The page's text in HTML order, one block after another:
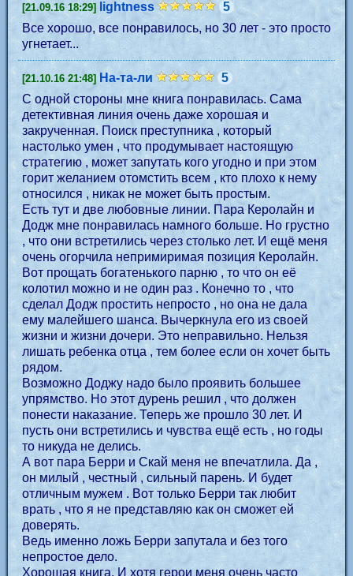
[21.09.16 18:29] lightness
5
Все хорошо, все понравилось, но 30 лет - это просто
угнетает...
[21.10.16 21:48] На-та-ли
5
С одной стороны мне книга понравилась. Сама
детективная линия очень даже хорошая и
закрученная. Поиск преступника , который
настолько умен , что продумывает настоящую
стратегию , может запутать кого угодно и при этом
горит желанием отомстить всем , кто плохо к нему
относился , никак не может быть простым.
Есть тут и две любовные линии. Пара Керолайн и
Додж мне понравилась намного больше. Но грустно
, что они встретились через столько лет. И ещё меня
очень огорчила непримиримая позиция Керолайн.
Вот прощать богатенького парню , то что он её
колотил можно и не один раз . Конечно то , что
сделал Додж простить непросто , но она не дала
ему малейшего шанса. Вычеркнула его из своей
жизни и жизни дочери. Это неправильно. Нельзя
лишать ребенка отца , тем более если он хочет быть
рядом.
Возможно Доджу надо было проявить большее
упрямство. Но этот дурень решил , что должен
понести наказание. Теперь же прошло 30 лет. И
пусть они встретились и чувства ещё есть , но годы
то никуда не делись.
А вот пара Берри и Скай меня не впечатлила. Да ,
он милый , честный , сильный парень. И будет
отличным мужем . Вот только Берри так любит
врать , что я не представляю как он сможет ей
доверять.
Ведь именно ложь Берри запутала и без того
непростое дело.
Хорошая книга. И хотя герои меня очень часто